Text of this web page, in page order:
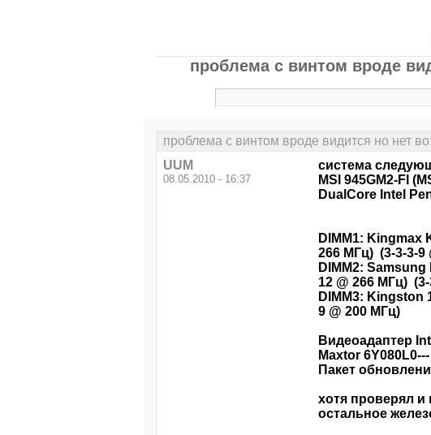
проблема с винтом вроде
проблема с винтом вроде видится но нет
UUM
08.05.2010 - 16:37
система
MSI 945GM2-FI
DualCore Intel
DIMM1: Kingmax
266 МГц) (3-3-3-9
DIMM2:
12 @ 266 МГц)
DIMM3: Kingston
9 @ 200 МГц)
Видеоадаптер
Maxtor
Пакет
хотя проверял и
остальное